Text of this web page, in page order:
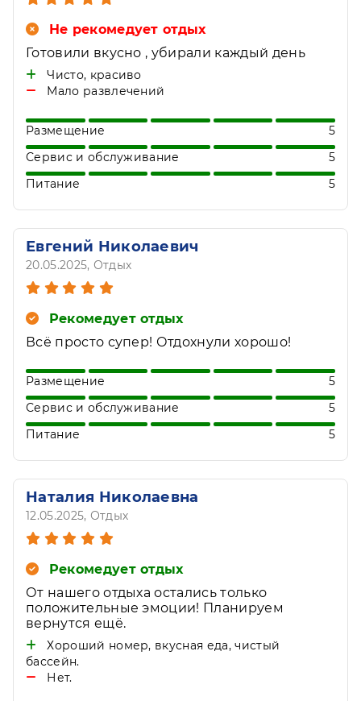
Не рекомедует отдых
Готовили вкусно , убирали каждый день
Чисто, красиво
Мало развлечений
Размещение
5
Сервис и обслуживание
5
Питание
5
Евгений Николаевич
20.05.2025, Отдых
Рекомедует отдых
Всё просто супер! Отдохнули хорошо!
Размещение
5
Сервис и обслуживание
5
Питание
5
Наталия Николаевна
12.05.2025, Отдых
Рекомедует отдых
От нашего отдыха остались только
положительные эмоции! Планируем
вернутся ещё.
Хороший номер, вкусная еда, чистый
бассейн.
Нет.